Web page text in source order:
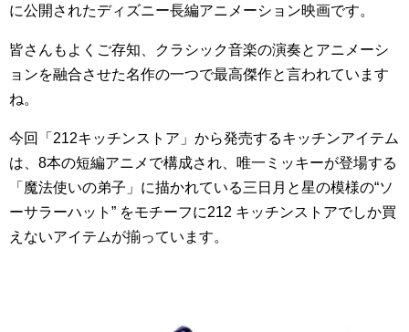
に公開されたディズニー長編アニメーション映画です。
皆さんもよくご存知、クラシック音楽の演奏とアニメーシ
ョンを融合させた名作の一つで最高傑作と言われています
ね。
今回「 212キッチンストア」から発売するキッチンアイテム
は、 8本の短編アニメで構成され、唯一ミッキーが登場する
「魔法使いの弟子」に描かれている三日月と星の模様の“ソ
ーサラーハット” をモチーフに212 キッチンストアでしか買
えないアイテムが揃っています。